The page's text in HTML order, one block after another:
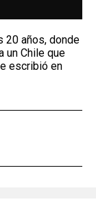
20 años, donde
un Chile que
escribió en